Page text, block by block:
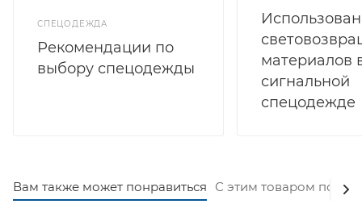
СПЕЦОДЕЖДА
Рекомендации по
выбору спецодежды
материалов
сигнальной
спецодежде
Вам также может понравиться С этим товаром